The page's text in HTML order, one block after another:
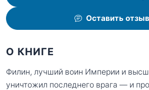
Оставить отзыв
О КНИГЕ
Филин, лучший воин Империи и
уничтожил последнего врага — и